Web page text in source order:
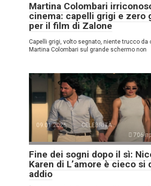
Martina Colombari
cinema: capelli grigi e zero
per il film di Zalone
Capelli grigi, volto segnato, niente trucco da
Martina Colombari sul grande schermo non
09.01.2026
CELEBRITÀ
706
Fine dei sogni dopo il sì:
Karen di L’amore è cieco si
addio